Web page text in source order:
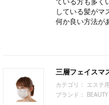
している髪がマ
何か良い方法が
三層フェイスマ
カテゴリ： エステ
ブランド：